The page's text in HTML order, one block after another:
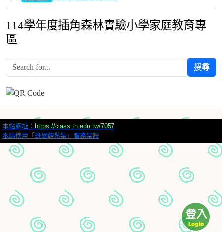
114學年度插角森林實驗小學家庭教育專
區
搜尋
本站網址： https://class.tn.edu.tw/7057
本站使用「班網輕鬆架」服務架設